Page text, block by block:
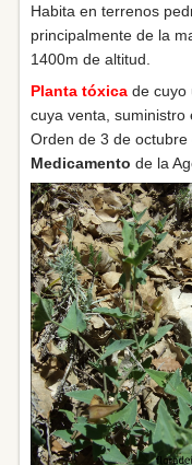
Habita en terrenos
principalmente de la
1400m de altitud.
Planta tóxicade cuyo
cuya venta, suministro
Orden de 3 de
Medicamento de la